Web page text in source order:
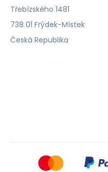
Třebízského 1481
738 01 Frýdek-Místek
Česká Republika